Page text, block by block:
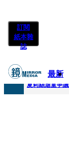
訂閱
紙本雜
誌
最新
快訊